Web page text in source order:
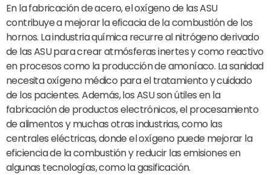
En la fabricación de acero, el oxígeno de las ASU
contribuye a mejorar la eficacia de la combustión de los
hornos. La industria química recurre al nitrógeno derivado
de las ASU para crear atmósferas inertes y como reactivo
en procesos como la producción de amoníaco. La sanidad
necesita oxígeno médico para el tratamiento y cuidado
de los pacientes. Además, los ASU son útiles en la
fabricación de productos electrónicos, el procesamiento
de alimentos y muchas otras industrias, como las
centrales eléctricas, donde el oxígeno puede mejorar la
eficiencia de la combustión y reducir las emisiones en
algunas tecnologías, como la gasificación.